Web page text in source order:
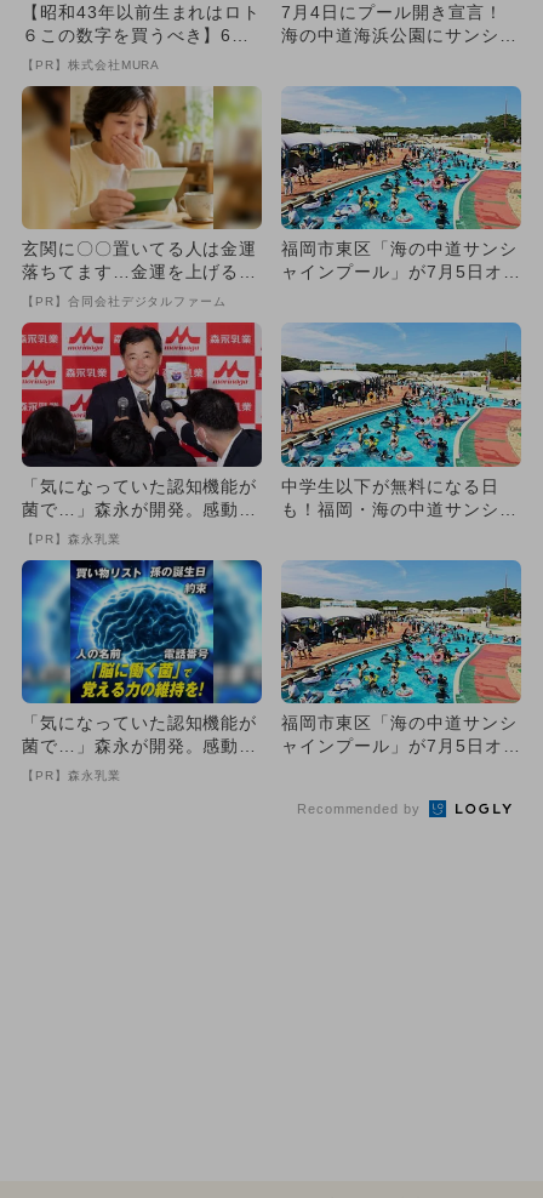
【昭和43年以前生まれはロト
６この数字を買うべき】6つ
の数字が「完全一致」する
【PR】株式会社MURA
7月4日にプール開き宣言！
海の中道海浜公園にサンシャ
玄関に〇〇置いてる人は金運
落ちてます…金運を上げる方
法とは
【PR】合同会社デジタルファーム
福岡市東区「海の中道サンシ
ャインプール」が7月5日オー
ー...
「気になっていた認知機能が
菌で…」森永が開発。感動の
70代続出
【PR】森永乳業
中学生以下が無料になる日
も！福岡・海の中道サンシャ
「気になっていた認知機能が
菌で…」森永が開発。感動の
70代続出
【PR】森永乳業
福岡市東区「海の中道サンシ
ャインプール」が7月5日オー
Recommended by